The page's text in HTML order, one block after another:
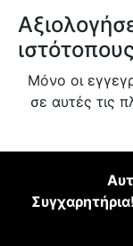
ιστότοπους
Μόνο οι
σε αυτές τις
Συγχαρητήρια!